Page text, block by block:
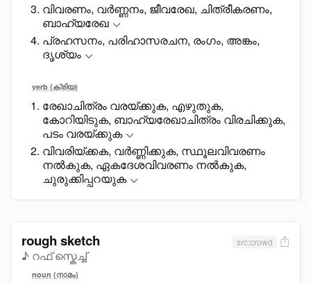
വിവരണം, വർണ്ണനം, ജീവരേഖ, ചിത്രീകരണം,
ബാഹ്യരേഖ
പ്രഹസനം, പരിഹാസരചന, രംഗം, അങ്കം,
ദൃശ്യം
verb (ക്രിയ)
രേഖാചിത്രം വരയ്ക്കുക, എഴുതുക,
കോറിയിടുക, ബാഹ്യരേഖാചിത്രം വിരചിക്കുക,
പടം വരയ്ക്കുക
വിവരിയ്ക്കക, വർണ്ണിക്കുക, സ്ഥൂലവിവരണം
നൽകുക, ഏകദേശവിവരണം നൽകുക,
ചുരുക്കിപ്പറയുക
rough sketch
♪ റഫ് സ്കെച്ച്
src:crowd
noun (നാമം)